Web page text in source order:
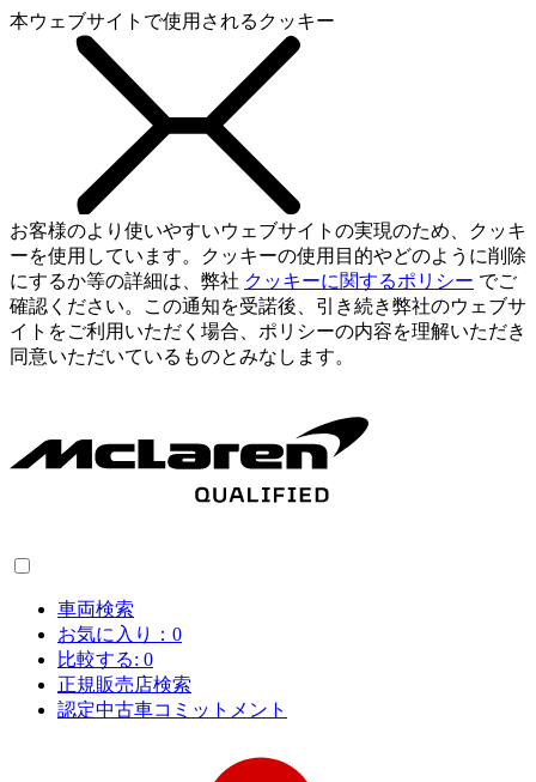
本ウェブサイトで使用されるクッキー
お客様のより使いやすいウェブサイトの実現のため、クッキ
ーを使用しています。クッキーの使用目的やどのように削除
にするか等の詳細は、弊社 クッキーに関するポリシー でご
確認ください。この通知を受諾後、引き続き弊社のウェブサ
イトをご利用いただく場合、ポリシーの内容を理解いただき
同意いただいているものとみなします。
車両検索
お気に入り： 0
比較する: 0
正規販売店検索
認定中古車コミットメント